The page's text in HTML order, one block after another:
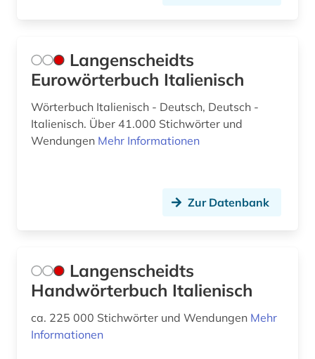
Langenscheidts
Eurowörterbuch Italienisch
Wörterbuch Italienisch - Deutsch, Deutsch -
Italienisch. Über 41.000 Stichwörter und
Wendungen Mehr Informationen
Zur Datenbank
Langenscheidts
Handwörterbuch Italienisch
ca. 225 000 Stichwörter und Wendungen Mehr
Informationen